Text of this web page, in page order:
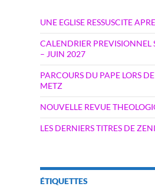
UNE EGLISE RESSUSCITE
CALENDRIER PREVISIONNEL
– JUIN 2027
PARCOURS DU PAPE LORS
METZ
NOUVELLE REVUE
LES DERNIERS TITRES DE
ÉTIQUETTES